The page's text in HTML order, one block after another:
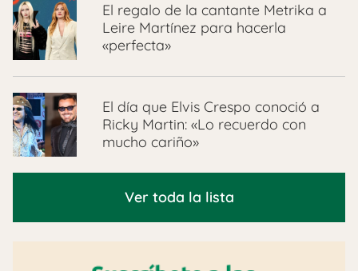
El regalo de la cantante Metrika a
Leire Martínez para hacerla
«perfecta»
El día que Elvis Crespo conoció a
Ricky Martin: «Lo recuerdo con
mucho cariño»
Ver toda la lista